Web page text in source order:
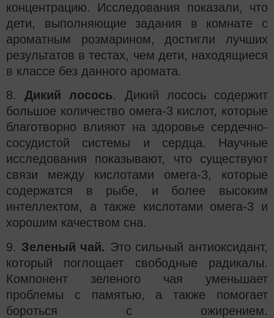
концентрацию. Исследования показали, что
дети, выполняющие задания в комнате с
ароматным розмарином, достигли лучших
результатов в тестах, чем дети, находящиеся
в классе без данного аромата.
8.Дикий лосось. Дикий лосось содержит
большое количество омега-3 кислот, которые
благотворно влияют на здоровье сердечно-
сосудистой системы и сердца. Научные
исследования показывают, что существуют
связи между кислотами омега-3, которые
содержатся в рыбе, и более высоким
интеллектом, а также кислотами омега-3 и
хорошим качеством сна.
9. Зеленый чай. Это сильный антиоксидант,
который поглощает свободные радикалы.
Компонент зеленого чая уменьшает
проблемы с памятью, а также помогает
бороться с ожирением.